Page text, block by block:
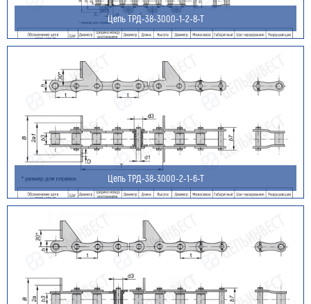
Цепь ТРД-38-3000-1-2-8-Т
Цепь ТРД-38-3000-2-1-6-Т